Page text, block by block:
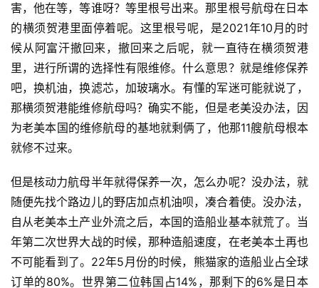
害，他在等，等谁呀？等里根号出来。那里根号航母在日本
的横须贺港里面停着呢。这里根号呢，是2021年10月的时
候从阿富汗撤回来，撤回来之后呢，就一直待在横须贺港
里，进行所谓的选择性有限维修。什么意思？就是维修保养
吧，换机油，换滤芯，加玻璃水。有懂的军迷可能就说了，
那横须贺港能维修航母吗？确实不能，但是老美没办法，因
为老美本国的维修航母的基地就剩俩了，他那11艘航母根本
就修不过来。
但是核动力航母半年就得保养一次，怎么办呢？没办法，就
随便先找个路边儿的野店加点机油呗，凑合着使。没办法，
自从老美本土产业外流之后，本国的造船业基本就荒了。当
年第二次世界大战的时候，那种造船速度，在老美本土再也
不可能看到了。22年5月份的时候，熊猫家的造船业占全球
订单的80%。世界第二位韩国占14%，那剩下的6%是日本